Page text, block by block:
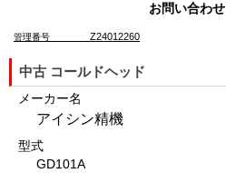
お問い合わせ
管理番号 Z24012260
中古 コールドヘッド
メーカー名
アイシン精機
型式
GD101A